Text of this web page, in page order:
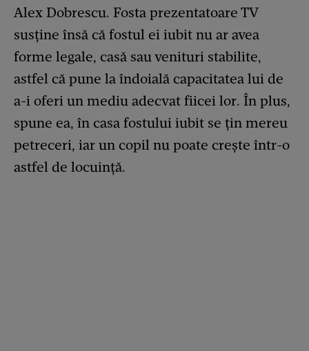
Alex Dobrescu. Fosta prezentatoare TV
susține însă că fostul ei iubit nu ar avea
forme legale, casă sau venituri stabilite,
astfel că pune la îndoială capacitatea lui de
a-i oferi un mediu adecvat fiicei lor. În plus,
spune ea, în casa fostului iubit se țin mereu
petreceri, iar un copil nu poate crește într-o
astfel de locuință.